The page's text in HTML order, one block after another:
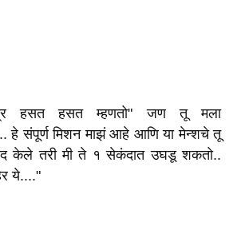
हसत हसत म्हणतो" जण तू मला
हे संपूर्ण मिशन माझं आहे आणि या मेन्शचे तू
केले तरी मी ते १ सेकंदात उघडू शकतो..
ये...."